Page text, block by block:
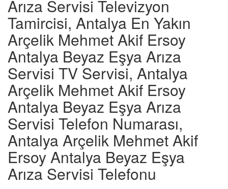
Arıza Servisi Televizyon
Tamircisi, Antalya En Yakın
Arçelik Mehmet Akif Ersoy
Antalya Beyaz Eşya Arıza
Servisi TV Servisi, Antalya
Arçelik Mehmet Akif Ersoy
Antalya Beyaz Eşya Arıza
Servisi Telefon Numarası,
Antalya Arçelik Mehmet Akif
Ersoy Antalya Beyaz Eşya
Arıza Servisi Telefonu